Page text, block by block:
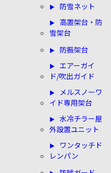
防雪ネット
高置架台・防
雪架台
防振架台
エアーガイ
ド/吹出ガイド
メルスノーワ
イド専用架台
水冷チラー屋
外設置ユニット
ワンタッチド
レンパン